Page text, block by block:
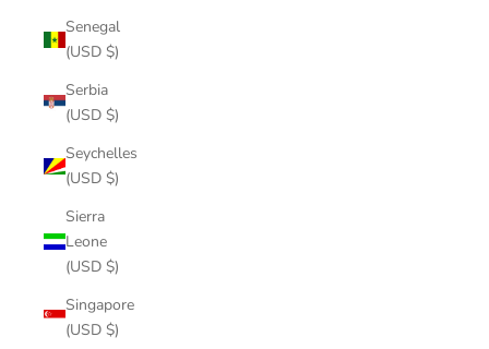
Senegal
(USD $)
Serbia
(USD $)
Seychelles
(USD $)
Sierra
Leone
(USD $)
Singapore
(USD $)